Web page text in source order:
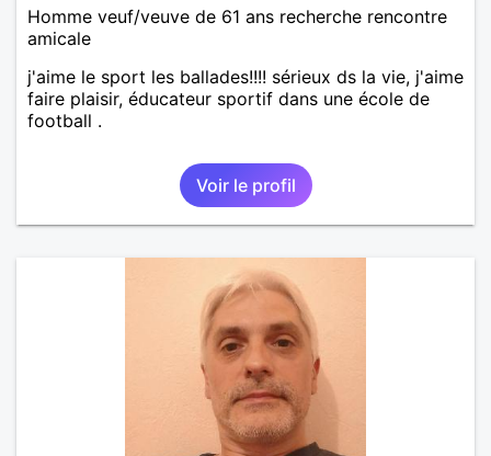
Homme veuf/veuve de 61 ans recherche rencontre
amicale
j'aime le sport les ballades!!!! sérieux ds la vie, j'aime
faire plaisir, éducateur sportif dans une école de
football .
Voir le profil